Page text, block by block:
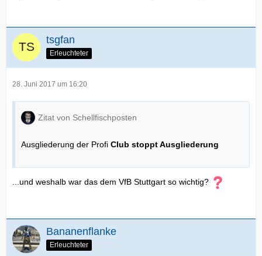
tsgfan
Erleuchteter
28. Juni 2017 um 16:20
Zitat von Schellfischposten
Ausgliederung der Profi Club stoppt Ausgliederung
...und weshalb war das dem VfB Stuttgart so wichtig?
Bananenflanke
Erleuchteter